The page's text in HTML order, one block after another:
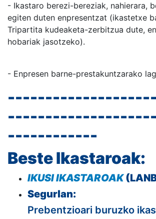
- Ikastaro berezi-bereziak, nahierara,
egiten duten enpresentzat (ikastetxe
Tripartita kudeaketa-zerbitzua dute,
hobariak jasotzeko).
- Enpresen barne-prestakuntzarako
------------
Beste Ikastaroak:
IKUSIIKASTAROAK
Segurlan:
Prebentzioari buruzko